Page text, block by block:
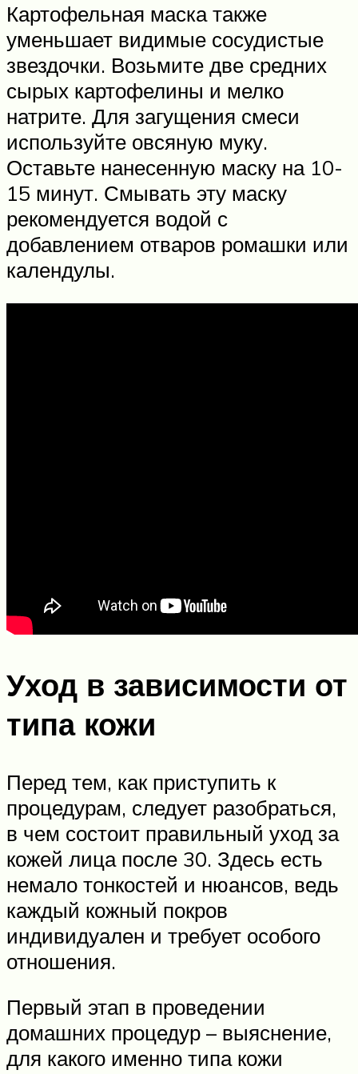
Картофельная маска также
уменьшает видимые сосудистые
звездочки. Возьмите две средних
сырых картофелины и мелко
натрите. Для загущения смеси
используйте овсяную муку.
Оставьте нанесенную маску на 10-
15 минут. Смывать эту маску
рекомендуется водой с
добавлением отваров ромашки или
календулы.
Уход в зависимости от
типа кожи
Перед тем, как приступить к
процедурам, следует разобраться,
в чем состоит правильный уход за
кожей лица после 30. Здесь есть
немало тонкостей и нюансов, ведь
каждый кожный покров
индивидуален и требует особого
отношения.
Первый этап в проведении
домашних процедур – выяснение,
для какого именно типа кожи